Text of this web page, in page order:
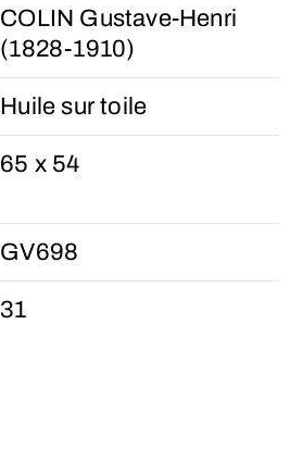
COLIN Gustave-Henri
(1828-1910)
Huile sur toile
65 x 54
GV698
31